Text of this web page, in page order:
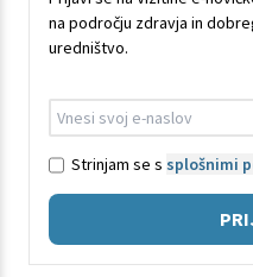
na področju zdravja in
uredništvo.
Strinjam se s splošnimi